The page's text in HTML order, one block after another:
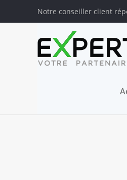
Notre conseiller client